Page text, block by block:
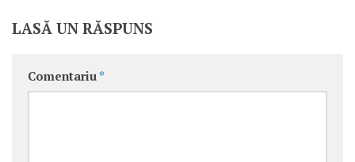
LASĂ UN RĂSPUNS
Comentariu *